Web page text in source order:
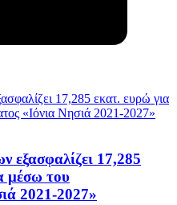
εξασφαλίζει 17,285
μέσω του
2021-2027»